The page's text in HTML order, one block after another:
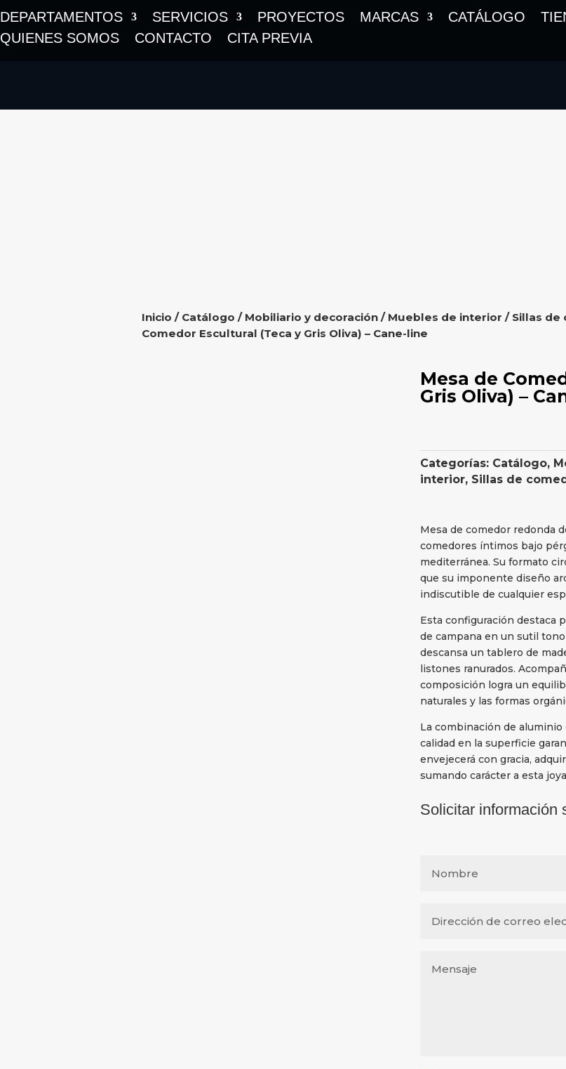
DEPARTAMENTOS SERVICIOS PROYECTOS MARCAS CATÁLOGO
QUIENES SOMOS
CONTACTO CITA PREVIA
Inicio / Catálogo / Mobiliario y decoración/ Muebles de interior / Sillas de
Comedor Escultural (Teca y Gris Oliva) – Cane-line
Mesa de
Gris Oliva) –
Categorías: Catálogo,
interior, Sillas de
Mesa de comedor redonda
comedores íntimos bajo
mediterránea. Su formato
que su imponente diseño
indiscutible de cualquier
Esta configuración destaca
de campana en un sutil
descansa un tablero de
listones ranurados.
composición logra un
naturales y las formas
La combinación de
calidad en la superficie
envejecerá con gracia,
sumando carácter a esta
Solicitar información